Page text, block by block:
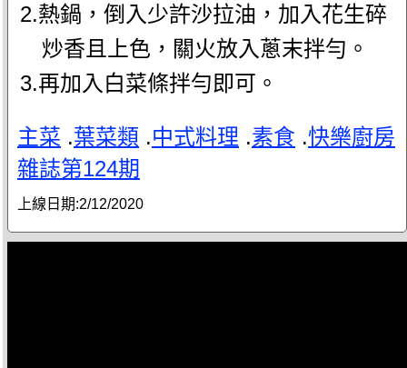
2.熱鍋，倒入少許沙拉油，加入花生碎
炒香且上色，關火放入蔥末拌勻。
3.再加入白菜條拌勻即可。
主菜 .葉菜類 .中式料理 .素食 .快樂廚房
雜誌第124期
上線日期:2/12/2020